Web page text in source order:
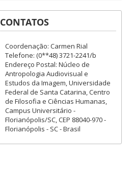
CONTATOS
Coordenação: Carmen Rial
Telefone: (0**48) 3721-2241/b
Endereço Postal: Núcleo de
Antropologia Audiovisual e
Estudos da Imagem, Universidade
Federal de Santa Catarina, Centro
de Filosofia e Ciências Humanas,
Campus Universitário -
Florianópolis/SC, CEP 88040-970 -
Florianópolis - SC - Brasil